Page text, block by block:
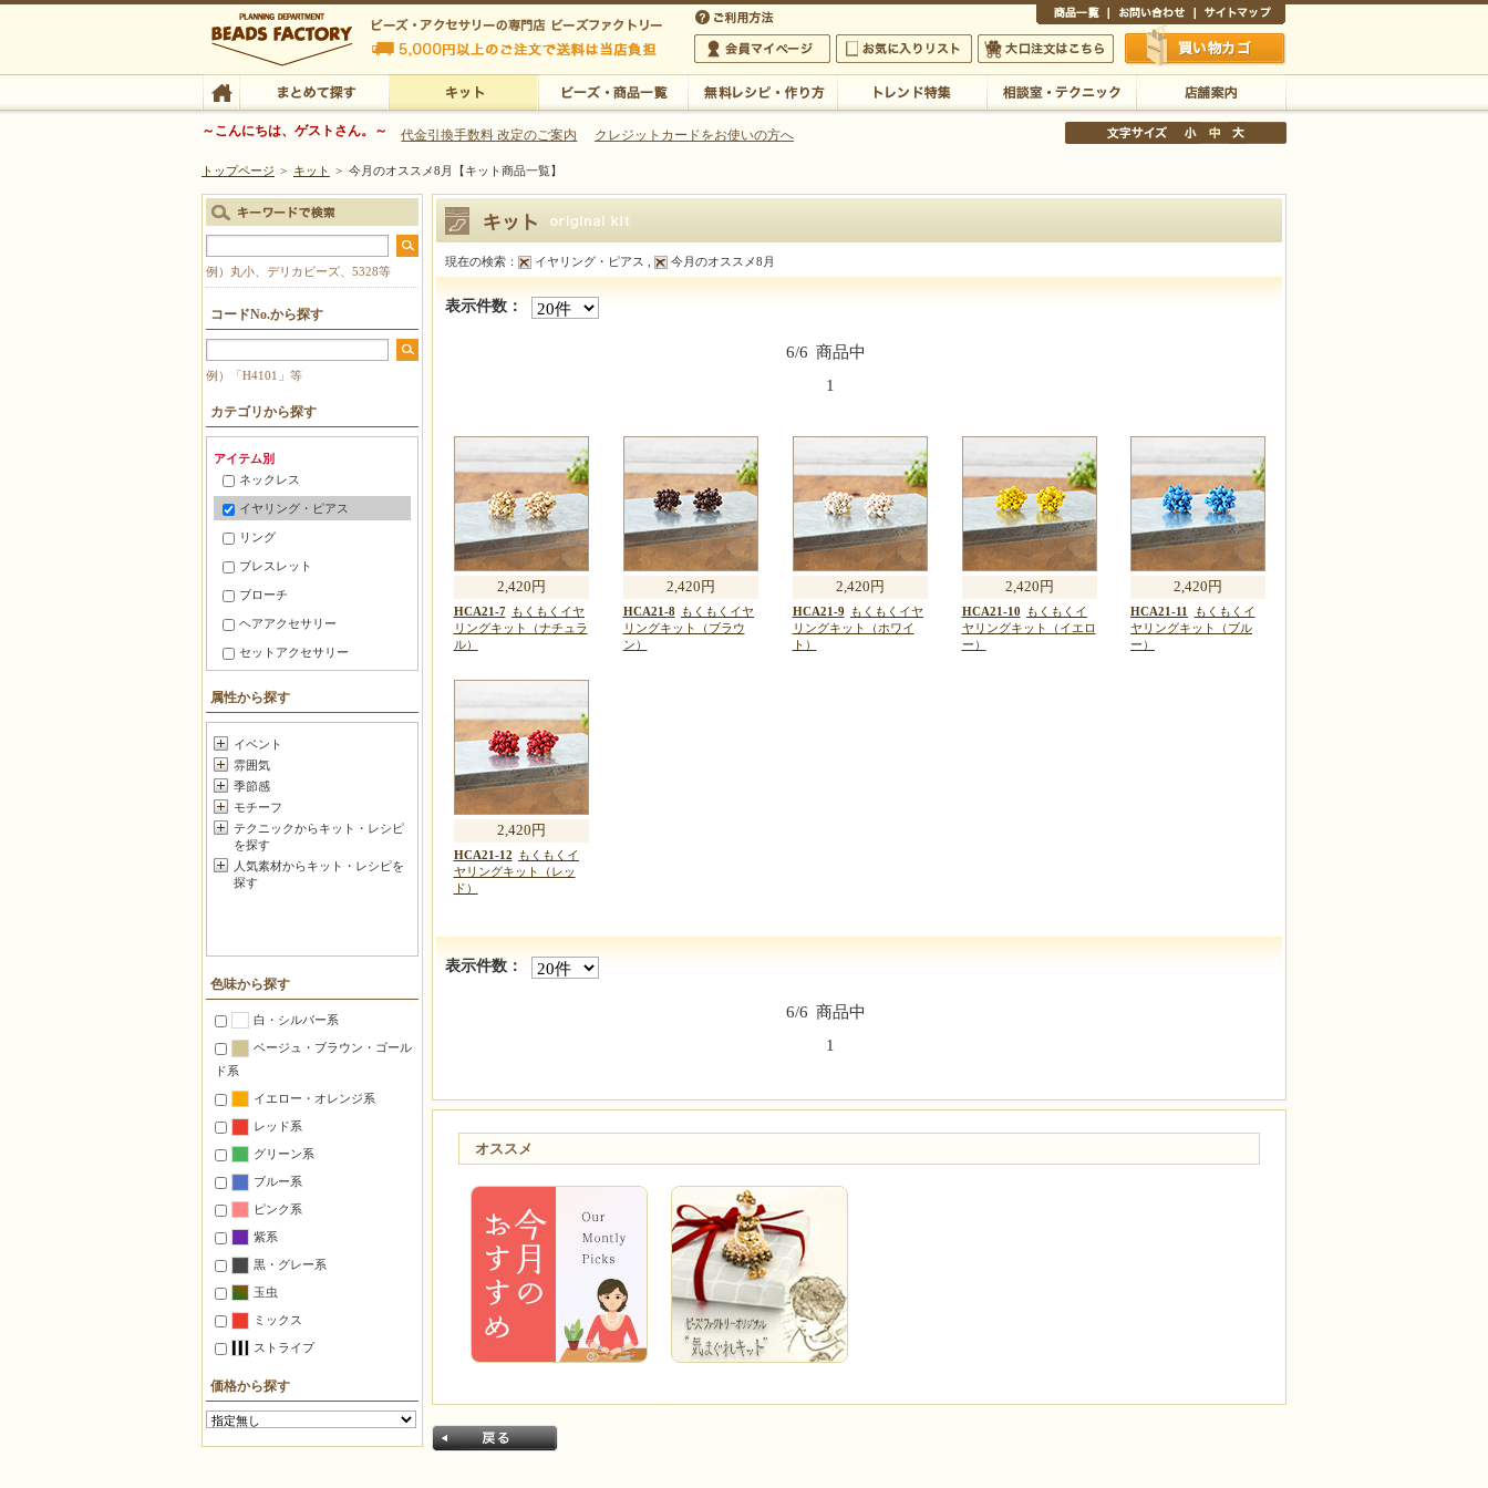
ビーズファクトリー ビーズ・パーツ・金具など・アクセサリーの専門店
ビーズ・アクセサリーの専門店 ビーズファクトリー 5,000円以上のご注文で送料は当店が負担いたします
ビーズ・アクセサリーの専門店 ビーズファクトリー 5,000円以上のご注文で送料は当店が負担いたします
会員マイページ
お気に入りリスト 大口注文はこちら 買い物かご
TOP まとめて探す キット
～こんにちは、ゲストさん。～ 代金引換手数料 改定のご案内 クレジットカードをお使いの方へ
トップページ > キット > 今月のオススメ8月【キット商品一覧】
今月のオススメ8月【キット商品一覧】
現在の検索： イヤリング・ピアス , 今月のオススメ8月
表示件数：
6/6 商品中
1
2,420円
HCA21-7
もくもくイヤ
リングキット（ナチュラ
ル）
2,420円
HCA21-8
もくもくイヤ
リングキット（ブラウ
ン）
2,420円
HCA21-9
もくもくイヤ
リングキット（ホワイ
ト）
2,420円
HCA21-10
もくもくイ
ヤリングキット（イエロ
ー）
2,420円
HCA21-11
もくもくイ
ヤリングキット（ブル
ー）
2,420円
HCA21-12
もくもくイ
ヤリングキット（レッ
ド）
表示件数：
6/6 商品中
1
オススメ
例）丸小、デリカビーズ、5328等
コードNo.から探す
例）「H4101」等
カテゴリから探す
アイテム別
ネックレス
イヤリング・ピアス
リング
ブレスレット
ブローチ
ヘアアクセサリー
セットアクセサリー
スマホ・携帯 アクセサリー
メガネ・マスク小物
暮らしの小道具
チャーム
お守り・香り
マスコット
フラワー
置くインテリア
つるすインテリア
照明
万華鏡
自由に作る【ミックス】
デリカビーズ織り材料セット
仕立て済みの箱入り【完成品】
対象別
初心者
中上級者
属性から探す
イベント
雰囲気
季節感
モチーフ
テクニックからキット・レシピ
を探す
人気素材からキット・レシピを
探す
色味から探す
白・シルバー系
ベージュ・ブラウン・ゴール
ド系
イエロー・オレンジ系
レッド系
グリーン系
ブルー系
ピンク系
紫系
黒・グレー系
玉虫
ミックス
ストライプ
価格から探す